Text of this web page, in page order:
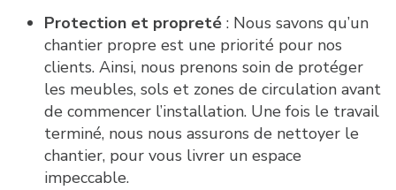
Protection et propreté : Nous savons qu’un
chantier propre est une priorité pour nos
clients. Ainsi, nous prenons soin de protéger
les meubles, sols et zones de circulation avant
de commencer l’installation. Une fois le travail
terminé, nous nous assurons de nettoyer le
chantier, pour vous livrer un espace
impeccable.